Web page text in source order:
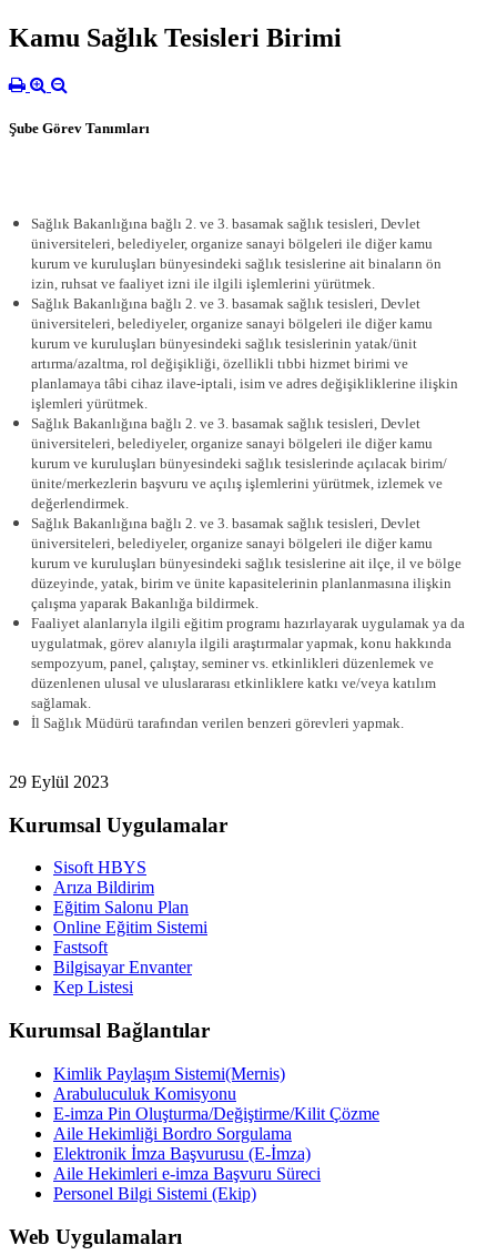
Kamu Sağlık Tesisleri Birimi
Şube Görev Tanımları
Sağlık Bakanlığına bağlı 2. ve 3. basamak sağlık tesisleri, Devlet
üniversiteleri, belediyeler, organize sanayi bölgeleri ile diğer kamu
kurum ve kuruluşları bünyesindeki sağlık tesislerine ait binaların ön
izin, ruhsat ve faaliyet izni ile ilgili işlemlerini yürütmek.
Sağlık Bakanlığına bağlı 2. ve 3. basamak sağlık tesisleri, Devlet
üniversiteleri, belediyeler, organize sanayi bölgeleri ile diğer kamu
kurum ve kuruluşları bünyesindeki sağlık tesislerinin yatak/ünit
artırma/azaltma, rol değişikliği, özellikli tıbbi hizmet birimi ve
planlamaya tâbi cihaz ilave-iptali, isim ve adres değişikliklerine ilişkin
işlemleri yürütmek.
Sağlık Bakanlığına bağlı 2. ve 3. basamak sağlık tesisleri, Devlet
üniversiteleri, belediyeler, organize sanayi bölgeleri ile diğer kamu
kurum ve kuruluşları bünyesindeki sağlık tesislerinde açılacak birim/
ünite/merkezlerin başvuru ve açılış işlemlerini yürütmek, izlemek ve
değerlendirmek.
Sağlık Bakanlığına bağlı 2. ve 3. basamak sağlık tesisleri, Devlet
üniversiteleri, belediyeler, organize sanayi bölgeleri ile diğer kamu
kurum ve kuruluşları bünyesindeki sağlık tesislerine ait ilçe, il ve bölge
düzeyinde, yatak, birim ve ünite kapasitelerinin planlanmasına ilişkin
çalışma yaparak Bakanlığa bildirmek.
Faaliyet alanlarıyla ilgili eğitim programı hazırlayarak uygulamak ya da
uygulatmak, görev alanıyla ilgili araştırmalar yapmak, konu hakkında
sempozyum, panel, çalıştay, seminer vs. etkinlikleri düzenlemek ve
düzenlenen ulusal ve uluslararası etkinliklere katkı ve/veya katılım
sağlamak.
İl Sağlık Müdürü tarafından verilen benzeri görevleri yapmak.
29 Eylül 2023
Kurumsal Uygulamalar
Sisoft HBYS
Arıza Bildirim
Eğitim Salonu Plan
Online Eğitim Sistemi
Fastsoft
Bilgisayar Envanter
Kep Listesi
Kurumsal Bağlantılar
Kimlik Paylaşım Sistemi(Mernis)
Arabuluculuk Komisyonu
E-imza Pin Oluşturma/Değiştirme/Kilit Çözme
Aile Hekimliği Bordro Sorgulama
Elektronik İmza Başvurusu (E-İmza)
Aile Hekimleri e-imza Başvuru Süreci
Personel Bilgi Sistemi (Ekip)
Web Uygulamaları